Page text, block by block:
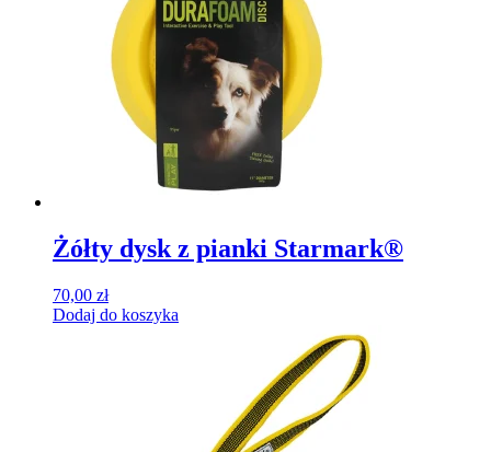
Żółty dysk z pianki Starmark®
70,00 zł
Dodaj do koszyka